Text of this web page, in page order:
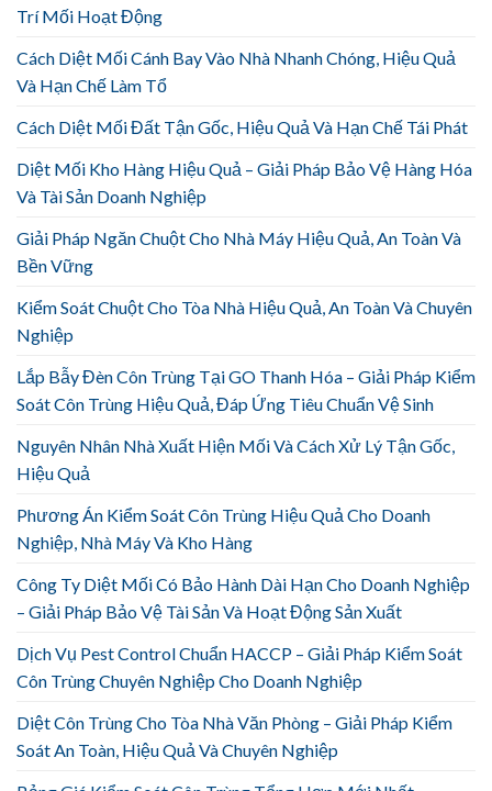
Trí Mối Hoạt Động
Cách Diệt Mối Cánh Bay Vào Nhà Nhanh Chóng, Hiệu Quả
Và Hạn Chế Làm Tổ
Cách Diệt Mối Đất Tận Gốc, Hiệu Quả Và Hạn Chế Tái Phát
Diệt Mối Kho Hàng Hiệu Quả – Giải Pháp Bảo Vệ Hàng Hóa
Và Tài Sản Doanh Nghiệp
Giải Pháp Ngăn Chuột Cho Nhà Máy Hiệu Quả, An Toàn Và
Bền Vững
Kiểm Soát Chuột Cho Tòa Nhà Hiệu Quả, An Toàn Và Chuyên
Nghiệp
Lắp Bẫy Đèn Côn Trùng Tại GO Thanh Hóa – Giải Pháp Kiểm
Soát Côn Trùng Hiệu Quả, Đáp Ứng Tiêu Chuẩn Vệ Sinh
Nguyên Nhân Nhà Xuất Hiện Mối Và Cách Xử Lý Tận Gốc,
Hiệu Quả
Phương Án Kiểm Soát Côn Trùng Hiệu Quả Cho Doanh
Nghiệp, Nhà Máy Và Kho Hàng
Công Ty Diệt Mối Có Bảo Hành Dài Hạn Cho Doanh Nghiệp
– Giải Pháp Bảo Vệ Tài Sản Và Hoạt Động Sản Xuất
Dịch Vụ Pest Control Chuẩn HACCP – Giải Pháp Kiểm Soát
Côn Trùng Chuyên Nghiệp Cho Doanh Nghiệp
Diệt Côn Trùng Cho Tòa Nhà Văn Phòng – Giải Pháp Kiểm
Soát An Toàn, Hiệu Quả Và Chuyên Nghiệp